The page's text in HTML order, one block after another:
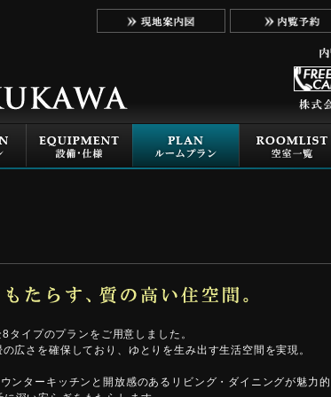
イプのプランをご用意しました。
広さを確保しており、ゆとりを生み出す生活空間を実現。
ンターキッチンと開放感のあるリビング・ダイニングが魅力